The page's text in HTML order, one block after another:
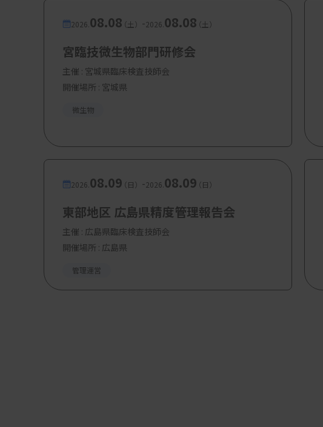
2026. 08.08（土） -2026. 08.08（土）
宮臨技微生物部門研修会
主催 : 宮城県臨床検査技師会
開催場所 : 宮城県
微生物
2026. 08.09（日） -2026. 08.09（日）
東部地区 広島県精度管理報告会
主催 : 広島県臨床検査技師会
開催場所 : 広島県
管理運営